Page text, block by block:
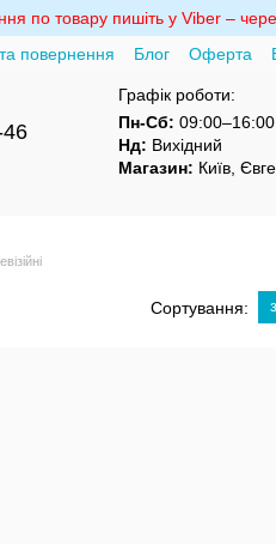
товару пишіть у Viber – через
повернення Блог Оферта
Графік роботи:
Пн-Сб: 09:00–16:00
Нд: Вихідний
Магазин: Київ,
Сортування: